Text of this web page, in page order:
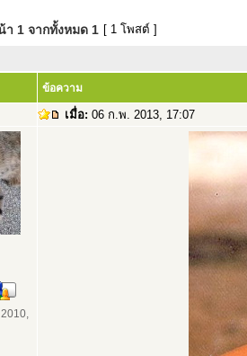
า 1 จากทั้งหมด 1 [ 1 โพสต์ ]
ข้อความ
เมื่อ: 06 ก.พ. 2013, 17:07